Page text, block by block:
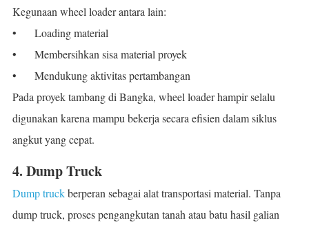
Kegunaan wheel loader antara lain:
•
Loading material
•
Membersihkan sisa material proyek
•
Mendukung aktivitas pertambangan
Pada proyek tambang di Bangka, wheel loader hampir selalu
digunakan karena mampu bekerja secara efisien dalam siklus
angkut yang cepat.
4. Dump Truck
Dump truckberperan sebagai alat transportasi material. Tanpa
dump truck, proses pengangkutan tanah atau batu hasil galian